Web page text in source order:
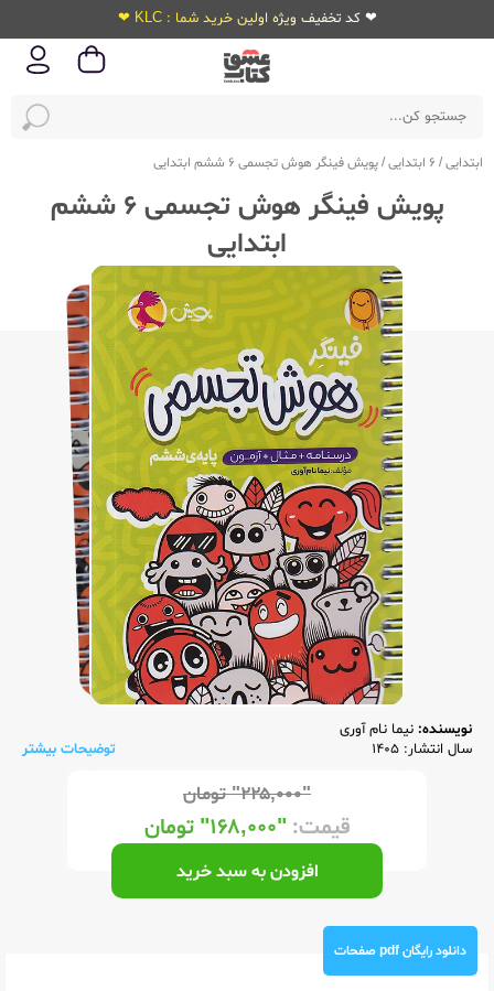
❤ کد تخفیف ویژه اولین خرید شما : KLC ❤
ابتدایی/ 6 ابتدایی /پویش فینگر هوش تجسمی 6 ششم ابتدایی
پویش فینگر هوش تجسمی 6 ششم
ابتدایی
نویسنده: نیما نام آوری
سال انتشار: 1405
توضیحات بیشتر
"۲۲۵,۰۰۰" تومان
قیمت:"۱۶۸,۰۰۰" تومان
افزودن به سبد خرید
دانلود رایگان pdf صفحات